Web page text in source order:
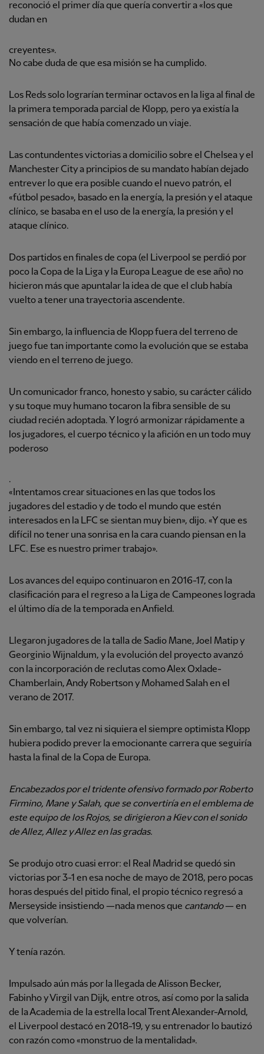
reconoció el primer día que quería convertir a «los que
dudan en
creyentes».
No cabe duda de que esa misión se ha cumplido.
Los Reds solo lograrían terminar octavos en la liga al final de
la primera temporada parcial de Klopp, pero ya existía la
sensación de que había comenzado un viaje.
Las contundentes victorias a domicilio sobre el Chelsea y el
Manchester City a principios de su mandato habían dejado
entrever lo que era posible cuando el nuevo patrón, el
«fútbol pesado», basado en la energía, la presión y el ataque
clínico, se basaba en el uso de la energía, la presión y el
ataque clínico.
Dos partidos en finales de copa (el Liverpool se perdió por
poco la Copa de la Liga y la Europa League de ese año) no
hicieron más que apuntalar la idea de que el club había
vuelto a tener una trayectoria ascendente.
Sin embargo, la influencia de Klopp fuera del terreno de
juego fue tan importante como la evolución que se estaba
viendo en el terreno de juego.
Un comunicador franco, honesto y sabio, su carácter cálido
y su toque muy humano tocaron la fibra sensible de su
ciudad recién adoptada. Y logró armonizar rápidamente a
los jugadores, el cuerpo técnico y la afición en un todo muy
poderoso
.
«Intentamos crear situaciones en las que todos los
jugadores del estadio y de todo el mundo que estén
interesados en la LFC se sientan muy bien», dijo. «Y que es
difícil no tener una sonrisa en la cara cuando piensan en la
LFC. Ese es nuestro primer trabajo».
Los avances del equipo continuaron en 2016-17, con la
clasificación para el regreso a la Liga de Campeones lograda
el último día de la temporada en Anfield.
Llegaron jugadores de la talla de Sadio Mane, Joel Matip y
Georginio Wijnaldum, y la evolución del proyecto avanzó
con la incorporación de reclutas como Alex Oxlade-
Chamberlain, Andy Robertson y Mohamed Salah en el
verano de 2017.
Sin embargo, tal vez ni siquiera el siempre optimista Klopp
hubiera podido prever la emocionante carrera que seguiría
hasta la final de la Copa de Europa.
Encabezados por el tridente ofensivo formado por Roberto
Firmino, Mane y Salah, que se convertiría en el emblema de
este equipo de los Rojos, se dirigieron a Kiev con el sonido
de Allez, Allez y Allez en las gradas.
Se produjo otro cuasi error: el Real Madrid se quedó sin
victorias por 3-1 en esa noche de mayo de 2018, pero pocas
horas después del pitido final, el propio técnico regresó a
Merseyside insistiendo —nada menos que cantando— en
que volverían.
Y tenía razón.
Impulsado aún más por la llegada de Alisson Becker,
Fabinho y Virgil van Dijk, entre otros, así como por la salida
de la Academia de la estrella local Trent Alexander-Arnold,
el Liverpool destacó en 2018-19, y su entrenador lo bautizó
con razón como «monstruo de la mentalidad».